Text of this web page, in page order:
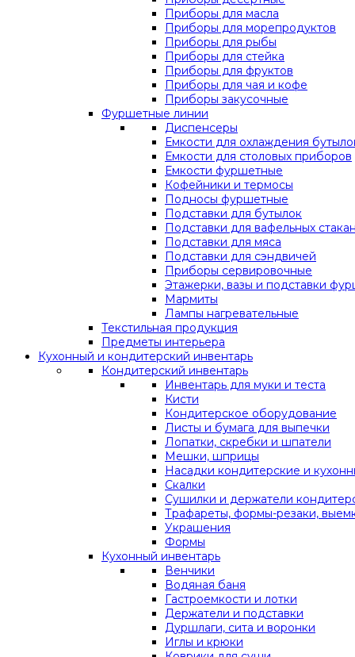
Приборы для масла
Приборы для морепродуктов
Приборы для рыбы
Приборы для стейка
Приборы для фруктов
Приборы для чая и кофе
Приборы закусочные
Фуршетные линии
Диспенсеры
Емкости для охлаждения
Емкости для столовых приборов
Емкости фуршетные
Кофейники и термосы
Подносы фуршетные
Подставки для бутылок
Подставки для вафельных
Подставки для мяса
Подставки для сэндвичей
Приборы сервировочные
Этажерки, вазы и подставки
Мармиты
Лампы нагревательные
Текстильная продукция
Предметы интерьера
Кухонный и кондитерский инвентарь
Кондитерский инвентарь
Инвентарь для муки и теста
Кисти
Кондитерское оборудование
Листы и бумага для выпечки
Лопатки, скребки и шпатели
Мешки, шприцы
Насадки кондитерские и
Скалки
Сушилки и держатели
Трафареты, формы-резаки,
Украшения
Формы
Кухонный инвентарь
Венчики
Водяная баня
Гастроемкости и лотки
Держатели и подставки
Дуршлаги, сита и воронки
Иглы и крюки